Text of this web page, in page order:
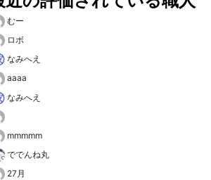
むー
ロボ
なみへえ
aaaa
なみへえ
mmmmm
ででんね丸
27月